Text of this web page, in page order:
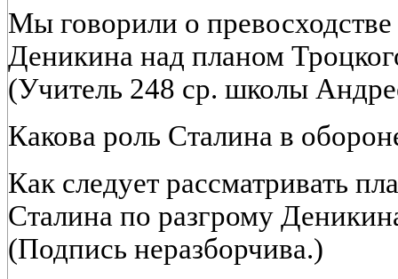
Мы говорили о
Деникина над планом
(Учитель 248 ср. школы
Какова роль Сталина в
Как следует рассматривать
Сталина по разгрому
(Подпись неразборчива.)